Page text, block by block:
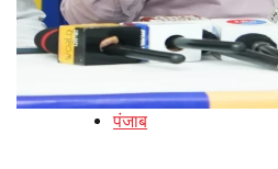
पंजाब